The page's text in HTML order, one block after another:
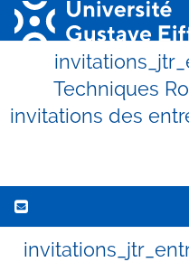
Techniques
invitations des